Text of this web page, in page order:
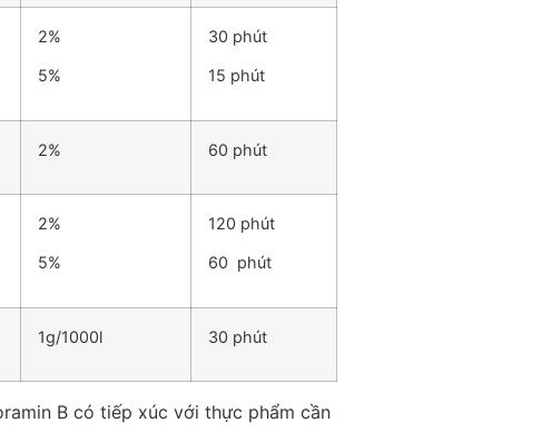
2%
5%
30 phút
15 phút
2% 60 phút
2%
5%
120 phút
60 phút
1g/1000l 30 phút
B có tiếp xúc với thực phẩm cần